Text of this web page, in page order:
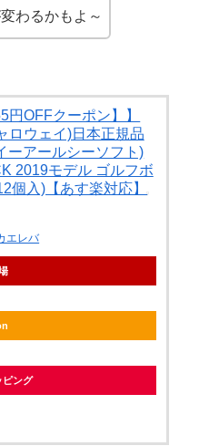
わるかもよ～
円OFFクーポン】】
ロウェイ)日本正規品
ーアールシーソフト)
2019モデル ゴルフボ
個入)【あす楽対応】
エレバ
ピング